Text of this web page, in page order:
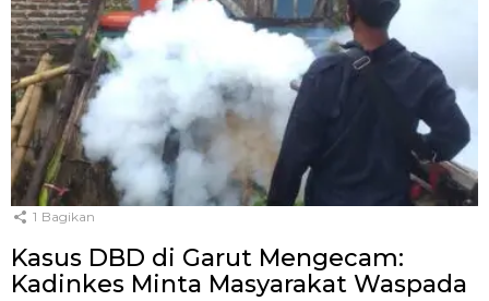
1 Bagikan
Kasus DBD di Garut Mengecam:
Kadinkes Minta Masyarakat Waspada